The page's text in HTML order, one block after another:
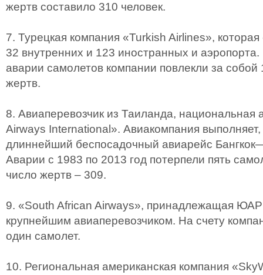
жертв составило 310 человек.
7. Турецкая компания «Turkish Airlines»,
32 внутренних и 123 иностранных и
аварии самолетов компании повлекли за собой
жертв.
8. Авиаперевозчик из Таиланда, национальная
Airways International». Авиакомпания
длиннейший беспосадочный авиарейс
Аварии с 1983 по 2013 год потерпели пять
число жертв – 309.
9. «South African Airways», принадлежащая
крупнейшим авиаперевозчиком. На счету
один самолет.
10. Региональная американская компания